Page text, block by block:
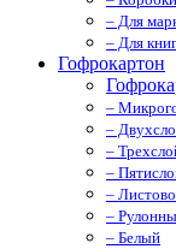
– Для
– Для книг
Гофрокартон
–
–
–
–
–
–
– Белый